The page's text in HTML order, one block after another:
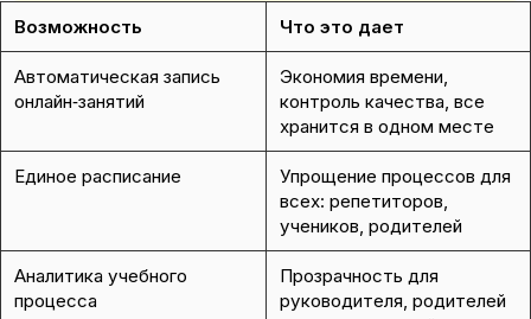
Возможность Что это дает
Автоматическая запись
онлайн‑занятий
Экономия времени,
контроль качества, все
хранится в одном месте
Единое расписание
Упрощение процессов для
всех: репетиторов,
учеников, родителей
Аналитика учебного
процесса
Прозрачность для
руководителя, родителей